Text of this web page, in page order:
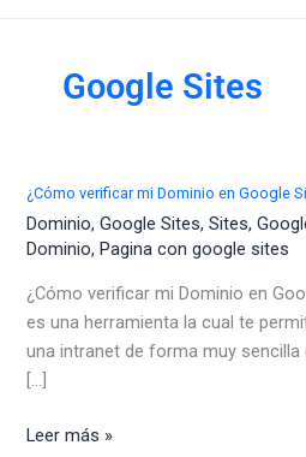
contenidoGoogle Sites
¿Cómo verificar mi Dominio en Google
Dominio,Google Sites,Sites,
Dominio,Pagina con google sites
¿Cómo verificar mi Dominio en
es una herramienta la cual te
una intranet de forma muy sencilla
[...]
¿Cómo
Leer más »